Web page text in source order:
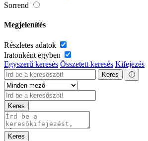
Sorrend
Megjelenítés
Részletes adatok
Iratonként egyben
Egyszerű keresés Összetett keresés Kifejezés
Keres ⓘ
Keres
Keres